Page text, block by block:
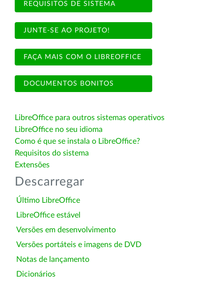
REQUISITOS DE SISTEMA
JUNTE-SE AO PROJETO!
FAÇA MAIS COM O LIBREOFFICE
DOCUMENTOS BONITOS
LibreOffice para outros sistemas operativos
LibreOffice no seu idioma
Como é que se instala o LibreOffice?
Requisitos do sistema
Extensões
Descarregar
Último LibreOffice
LibreOffice estável
Versões em desenvolvimento
Versões portáteis e imagens de DVD
Notas de lançamento
Dicionários